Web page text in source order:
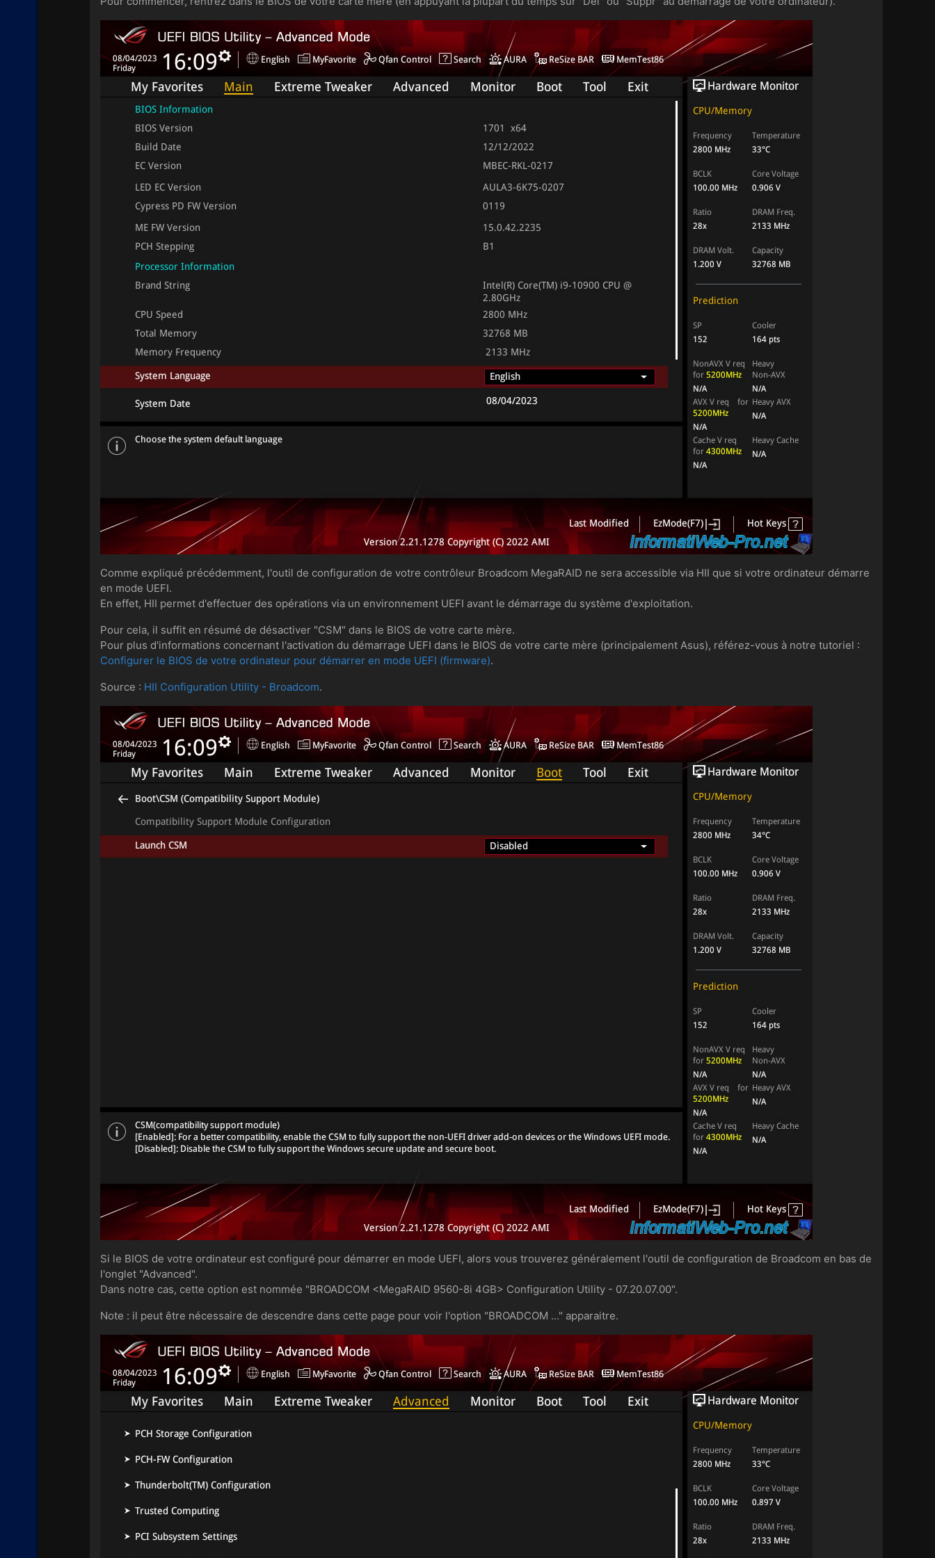
Comme expliqué précédemment, l'outil de configuration de votre contrôleur Broadcom MegaRAID ne sera accessible via HII que si votre ordinateur démarre
en mode UEFI.
En effet, HII permet d'effectuer des opérations via un environnement UEFI avant le démarrage du système d'exploitation.
Pour cela, il suffit en résumé de désactiver "CSM" dans le BIOS de votre carte mère.
Pour plus d'informations concernant l'activation du démarrage UEFI dans le BIOS de votre carte mère (principalement Asus), référez-vous à notre tutoriel :
Configurer le BIOS de votre ordinateur pour démarrer en mode UEFI (firmware).
Source : HII Configuration Utility - Broadcom.
Si le BIOS de votre ordinateur est configuré pour démarrer en mode UEFI, alors vous trouverez généralement l'outil de configuration de Broadcom en bas de
l'onglet "Advanced".
Dans notre cas, cette option est nommée "BROADCOM <MegaRAID 9560-8i 4GB> Configuration Utility - 07.20.07.00".
Note : il peut être nécessaire de descendre dans cette page pour voir l'option "BROADCOM ..." apparaitre.